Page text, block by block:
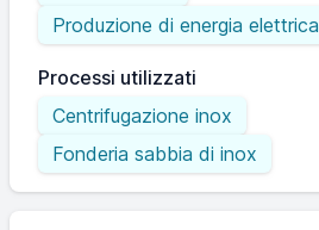
Produzione di energia elettrica
Processi utilizzati
Centrifugazione inox
Fonderia sabbia di inox